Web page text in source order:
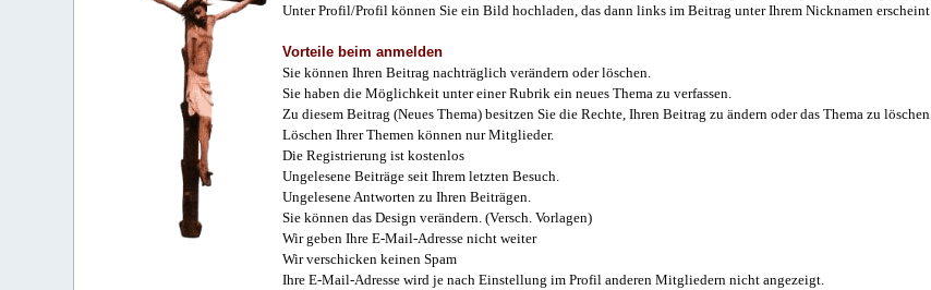
Unter Profil/Profil können Sie ein Bild hochladen, das dann links im Beitrag unter Ihrem Nicknamen erscheint.
Vorteile beim anmelden
Sie können Ihren Beitrag nachträglich verändern oder löschen.
Sie haben die Möglichkeit unter einer Rubrik ein neues Thema zu verfassen.
Zu diesem Beitrag (Neues Thema) besitzen Sie die Rechte, Ihren Beitrag zu ändern oder das Thema zu löschen.
Löschen Ihrer Themen können nur Mitglieder.
Die Registrierung ist kostenlos
Ungelesene Beiträge seit Ihrem letzten Besuch.
Ungelesene Antworten zu Ihren Beiträgen.
Sie können das Design verändern. (Versch. Vorlagen)
Wir geben Ihre E-Mail-Adresse nicht weiter
Wir verschicken keinen Spam
Ihre E-Mail-Adresse wird je nach Einstellung im Profil anderen Mitgliedern nicht angezeigt.